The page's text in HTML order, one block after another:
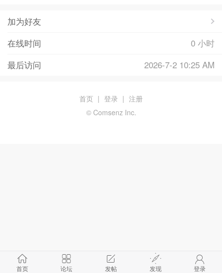
加为好友
在线时间
0 小时
最后访问
2026-7-2 10:25 AM
首页 论坛 发帖 发现 登录
首页 | 登录 | 注册
© Comsenz Inc.